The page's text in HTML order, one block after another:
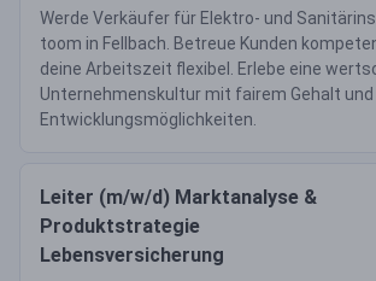
Werde Verkäufer für Elektro- und
toom in Fellbach. Betreue Kunden
deine Arbeitszeit flexibel. Erlebe eine
Unternehmenskultur mit fairem Gehalt und
Entwicklungsmöglichkeiten.
Leiter (m/w/d) Marktanalyse &
Produktstrategie
Lebensversicherung